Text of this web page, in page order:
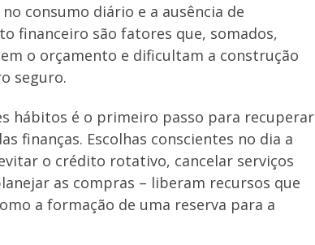
consumo diário e a ausência de
financeiro são fatores que, somados,
o orçamento e dificultam a construção
seguro.
hábitos é o primeiro passo para recuperar
finanças. Escolhas conscientes no dia a
o crédito rotativo, cancelar serviços
as compras – liberam recursos que
a formação de uma reserva para a